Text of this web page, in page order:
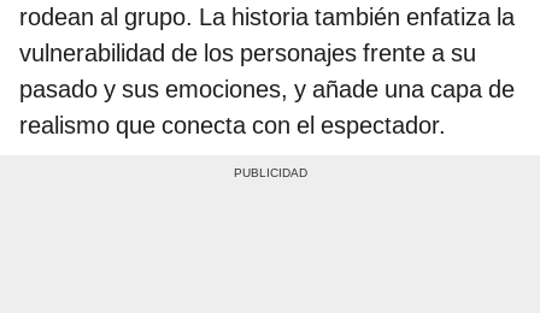
rodean al grupo. La historia también enfatiza la
vulnerabilidad de los personajes frente a su
pasado y sus emociones, y añade una capa de
realismo que conecta con el espectador.